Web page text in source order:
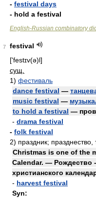
- festival days
- hold a festival
English-Russian combinatory
7
festival
['festɪv(ə)l]
сущ.
1) фестиваль
dance festival —
music festival —
to hold a festival —
- drama festival
- folk festival
2) праздник; празднество,
Christmas is one of the
Calendar. — Рождество
христианского
- harvest festival
Syn: